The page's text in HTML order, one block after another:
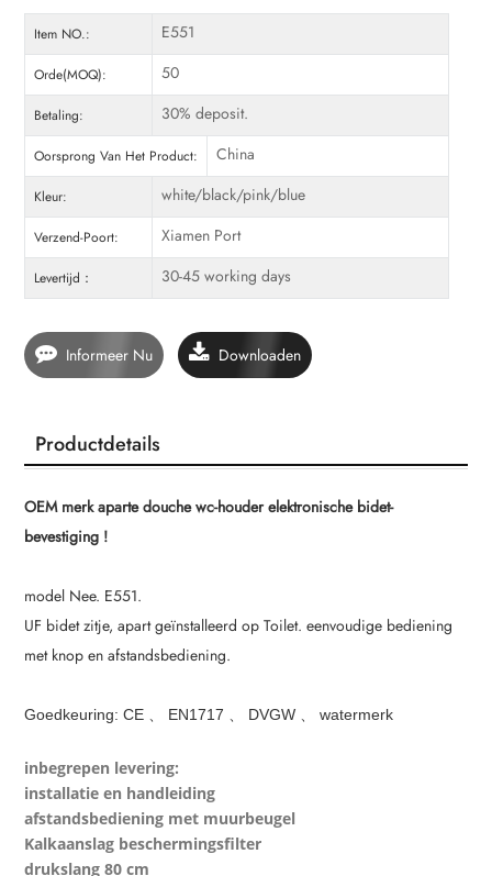
Item NO.: E551
Orde(MOQ): 50
Betaling: 30% deposit.
Oorsprong Van Het Product: China
Kleur: white/black/pink/blue
Verzend-Poort: Xiamen Port
Levertijd： 30-45 working days
Informeer Nu Downloaden
Productdetails
OEM merk aparte douche wc-houder elektronische bidet-
bevestiging !
model Nee. E551.
UF bidet zitje, apart geïnstalleerd op Toilet. eenvoudige bediening
met knop en afstandsbediening.
Goedkeuring: CE 、 EN1717 、 DVGW 、 watermerk
inbegrepen levering:
installatie en handleiding
afstandsbediening met muurbeugel
Kalkaanslag beschermingsfilter
drukslang 80 cm